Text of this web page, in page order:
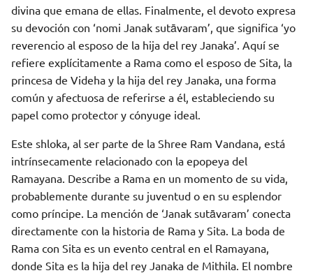
divina que emana de ellas. Finalmente, el devoto expresa
su devoción con ‘nomi Janak sutāvaram’, que significa ‘yo
reverencio al esposo de la hija del rey Janaka’. Aquí se
refiere explícitamente a Rama como el esposo de Sita, la
princesa de Videha y la hija del rey Janaka, una forma
común y afectuosa de referirse a él, estableciendo su
papel como protector y cónyuge ideal.
Este shloka, al ser parte de la Shree Ram Vandana, está
intrínsecamente relacionado con la epopeya del
Ramayana. Describe a Rama en un momento de su vida,
probablemente durante su juventud o en su esplendor
como príncipe. La mención de ‘Janak sutāvaram’ conecta
directamente con la historia de Rama y Sita. La boda de
Rama con Sita es un evento central en el Ramayana,
donde Sita es la hija del rey Janaka de Mithila. El nombre